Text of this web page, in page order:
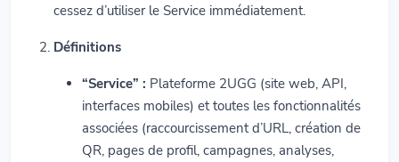
cessez d’utiliser le Service immédiatement.
Définitions
“Service” : Plateforme 2UGG (site web, API,
interfaces mobiles) et toutes les fonctionnalités
associées (raccourcissement d’URL, création de
QR, pages de profil, campagnes, analyses,